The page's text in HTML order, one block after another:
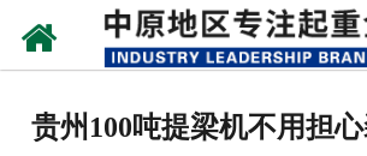
贵州100吨提梁机不用担